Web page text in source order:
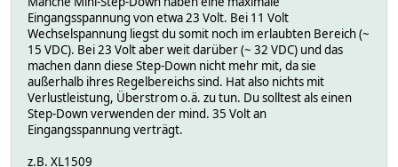
Eingangsspannung von etwa 23 Volt. Bei 11 Volt
Wechselspannung liegst du somit noch im erlaubten Bereich (~
15 VDC). Bei 23 Volt aber weit darüber (~ 32 VDC) und das
machen dann diese Step-Down nicht mehr mit, da sie
außerhalb ihres Regelbereichs sind. Hat also nichts mit
Verlustleistung, Überstrom o.ä. zu tun. Du solltest als einen
Step-Down verwenden der mind. 35 Volt an
Eingangsspannung verträgt.
z.B. XL1509